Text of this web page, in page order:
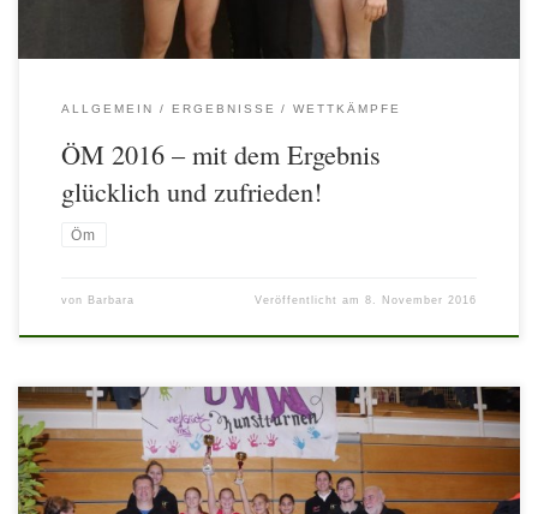
ALLGEMEIN ERGEBNISSE WETTKÄMPFE
ÖM 2016 – mit dem Ergebnis
glücklich und zufrieden!
Öm
von Barbara Veröffentlicht am8. November 2016
Bei den heurigen Union Bundesmeisterschaften im Kunstturnen
(findet leider aus finanziellen Gründen nur alle 2 Jahre statt) starteten